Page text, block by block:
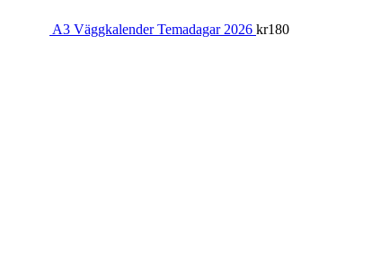
A3 Väggkalender Temadagar 2026 kr180